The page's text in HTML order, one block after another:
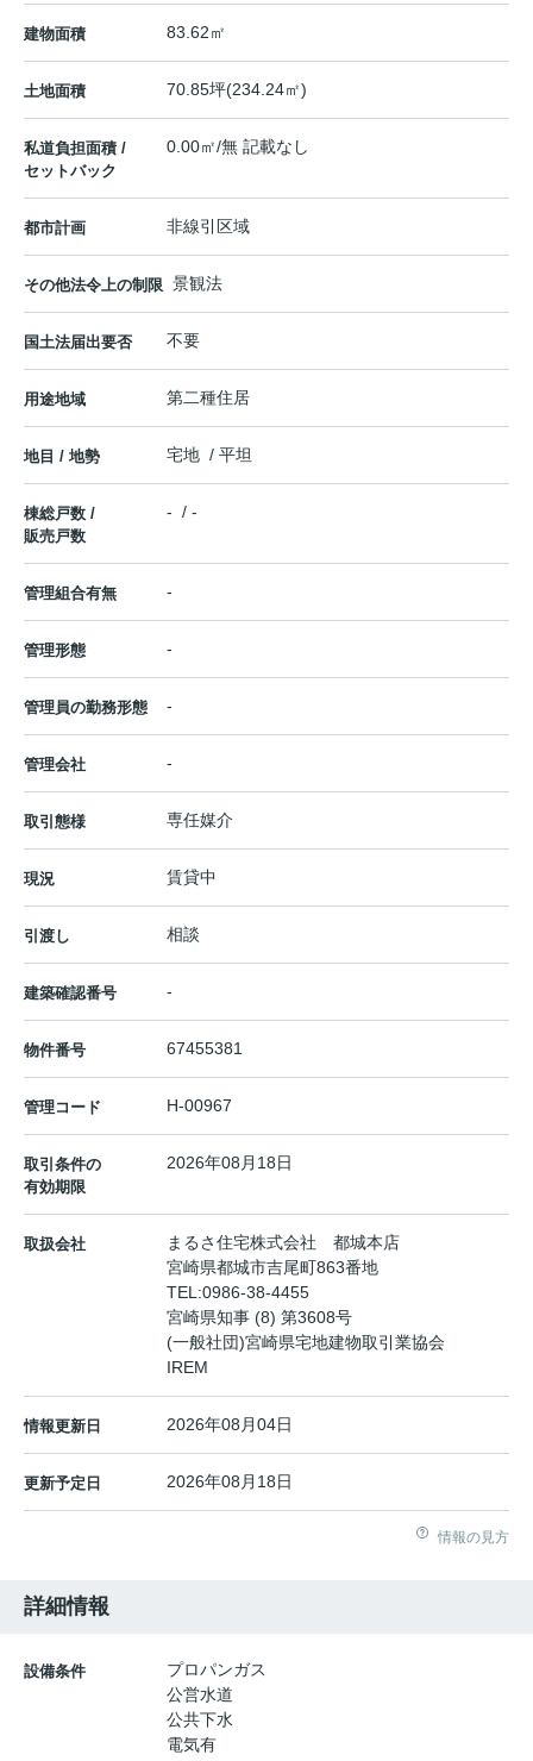
建物面積 83.62㎡
土地面積 70.85坪(234.24㎡)
私道負担面積 /
セットバック
0.00㎡/無 記載なし
都市計画 非線引区域
その他法令上の制限 景観法
国土法届出要否 不要
用途地域 第二種住居
地目 / 地勢 宅地 / 平坦
棟総戸数 /
販売戸数
- / -
管理組合有無 -
管理形態 -
管理員の勤務形態 -
管理会社 -
取引態様 専任媒介
現況 賃貸中
引渡し 相談
建築確認番号 -
物件番号 67455381
管理コード H-00967
取引条件の
有効期限
2026年08月18日
取扱会社
まるさ住宅株式会社 都城本店
宮崎県都城市吉尾町863番地
TEL:0986-38-4455
宮崎県知事 (8) 第3608号
(一般社団)宮崎県宅地建物取引業協会
IREM
情報更新日 2026年08月04日
更新予定日 2026年08月18日
情報の見方
詳細情報
設備条件
プロパンガス
公営水道
公共下水
電気有